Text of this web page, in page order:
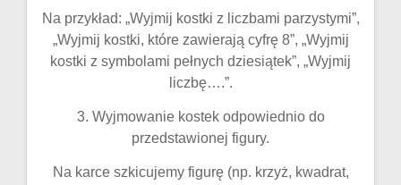
Na przykład: „Wyjmij kostki z liczbami parzystymi”,
„Wyjmij kostki, które zawierają cyfrę 8”, „Wyjmij
kostki z symbolami pełnych dziesiątek”, „Wyjmij
liczbę….”.
3. Wyjmowanie kostek odpowiednio do
przedstawionej figury.
Na karce szkicujemy figurę (np. krzyż, kwadrat,